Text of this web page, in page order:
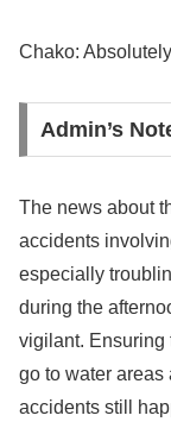
Chako:
Admin’s
The news about
accidents
especially
during the
vigilant. Ensuring
go to water areas
accidents still